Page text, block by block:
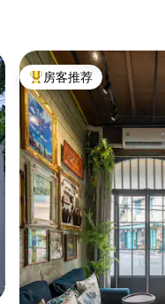
热门「房客推荐」
房客推荐